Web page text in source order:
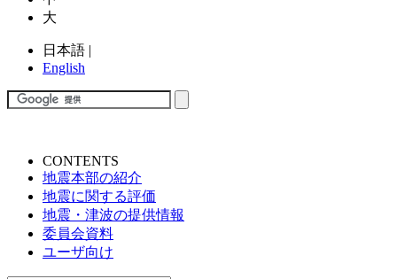
大
日本語 |
English
CONTENTS
地震本部の紹介
地震に関する評価
地震・津波の提供情報
委員会資料
ユーザ向け